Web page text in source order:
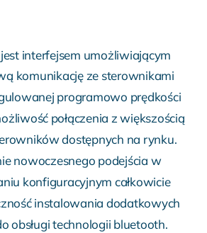
jest interfejsem umożliwiającym
komunikację ze sterownikami
programowo prędkości
połączenia z większością
dostępnych na rynku.
nowoczesnego podejścia w
konfiguracyjnym całkowicie
instalowania dodatkowych
obsługi technologii bluetooth.